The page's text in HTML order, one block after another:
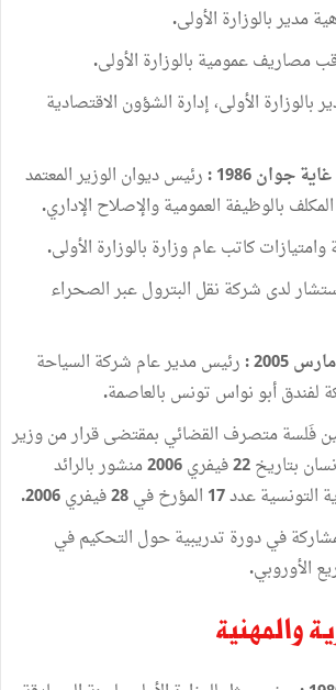
مديربالوزارة الأولى.
مصاريفعمومية بالوزارة الأولى.
بالوزارة الأولى،إدارة الشؤون الاقتصادية
غايةجوان 1986 : رئيسديوان الوزيرالمعتمد
المكلف بالوظيفة العموميةوالإصلاح الإداري.
وامتيازاتكاتبعاموزارة بالوزارة الأولى.
لدى شركة نقل البترولعبرالصحراء
مارس رئيسمديرعام شركة السياحة
لفندقأبونواس تونس بالعاصمة.
فَلسةمتصرف القضائي بمقتضىقرارمنوزير
بتاريخ فيفري 2006 منشوربالرائد
التونسيةعدد المؤرخفي فيفري
فيدورة تدريبيةحول التحكيمفي
الأوروبي.
والمهنية